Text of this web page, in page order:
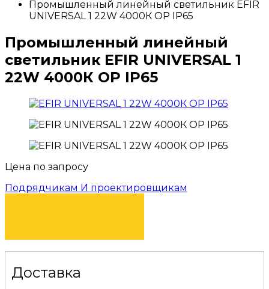
Промышленный линейный светильник EFIR
UNIVERSAL 1 22W 4000К OP IP65
Промышленный линейный
светильник EFIR UNIVERSAL 1
22W 4000К OP IP65
Цена по запросу
Подрядчикам И проектировщикам
Доставка